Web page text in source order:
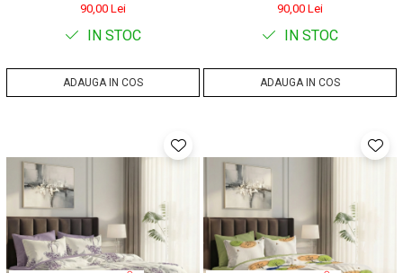
90,00 Lei
IN STOC
ADAUGA IN COS
90,00 Lei
IN STOC
ADAUGA IN COS